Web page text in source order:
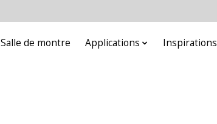
Salle de montre Applications Inspirations